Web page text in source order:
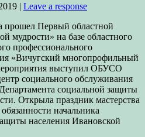
| Leave a response
прошел Первый областной
мудрости» на базе областного
профессионального
«Вичугский многопрофильный
выступил ОБУСО
социального обслуживания
социальной защиты
Открыла праздник мастерства
начальника
населения Ивановской